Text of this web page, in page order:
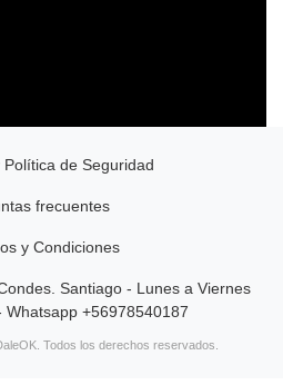
Política de Seguridad
frecuentes
y Condiciones
Santiago - Lunes a Viernes
+56978540187
Todos los derechos reservados.